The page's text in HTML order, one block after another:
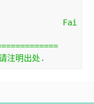
Fai
注明出处.